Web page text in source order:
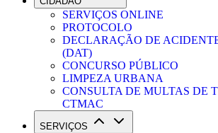
SERVIÇOS ONLINE
PROTOCOLO
DECLARAÇÃO DE
(DAT)
CONCURSO PÚBLICO
LIMPEZA URBANA
CONSULTA DE MULTAS DE
CTMAC
SERVIÇOS